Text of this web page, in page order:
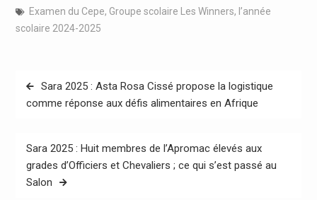
Examen du Cepe, Groupe scolaire Les Winners, l’année
scolaire 2024-2025
Navigation
de
Sara 2025 : Asta Rosa Cissé propose la logistique
comme réponse aux défis alimentaires en Afrique
Sara 2025 : Huit membres de l’Apromac élevés aux
grades d’Officiers et Chevaliers ; ce qui s’est passé au
Salon